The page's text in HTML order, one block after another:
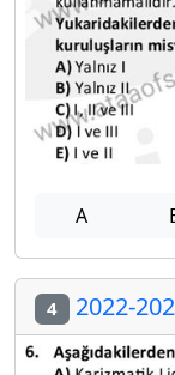
A
4 2022-